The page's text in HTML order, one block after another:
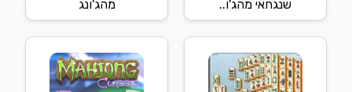
שנגחאי מהג'ו.. מהג'ונג